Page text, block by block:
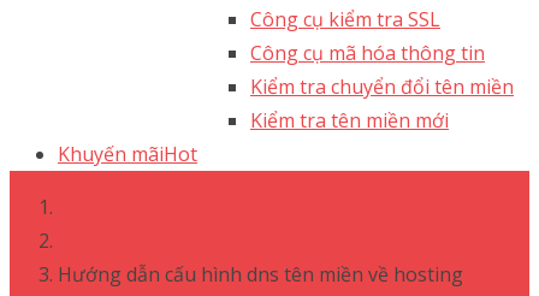
Công cụ kiểm tra SSL
Công cụ mã hóa thông tin
Kiểm tra chuyển đổi tên miền
Kiểm tra tên miền mới
Khuyến mãiHot
Hướng dẫn cấu hình dns tên miền về hosting